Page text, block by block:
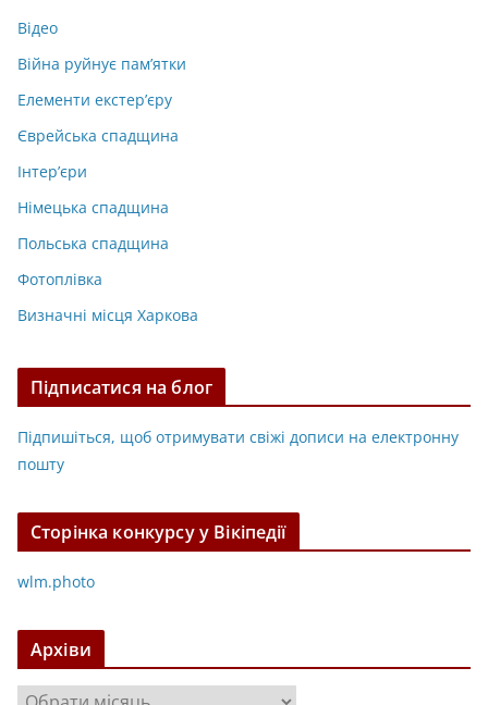
Відео
Війна руйнує пам’ятки
Елементи екстер’єру
Єврейська спадщина
Інтер’єри
Німецька спадщина
Польська спадщина
Фотоплівка
Визначні місця Харкова
Підписатися на блог
Підпишіться, щоб отримувати свіжі дописи на електронну
пошту
Сторінка конкурсу у Вікіпедії
wlm.photo
Архіви